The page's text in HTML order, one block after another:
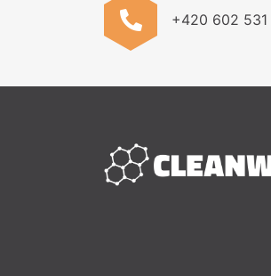
+420 602 531